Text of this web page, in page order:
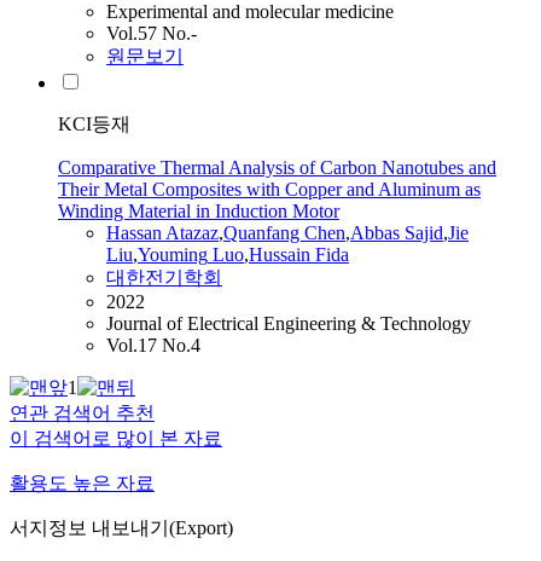
Experimental and molecular medicine
Vol.57 No.-
원문보기
KCI등재
Comparative Thermal Analysis of Carbon Nanotubes and
Their Metal Composites with Copper and Aluminum as
Winding Material in Induction Motor
Hassan Atazaz,Quanfang Chen,Abbas Sajid,Jie
Liu,Youming Luo,Hussain Fida
대한전기학회
2022
Journal of Electrical Engineering & Technology
Vol.17 No.4
1
연관 검색어 추천
이 검색어로 많이 본 자료
활용도 높은 자료
서지정보 내보내기(Export)